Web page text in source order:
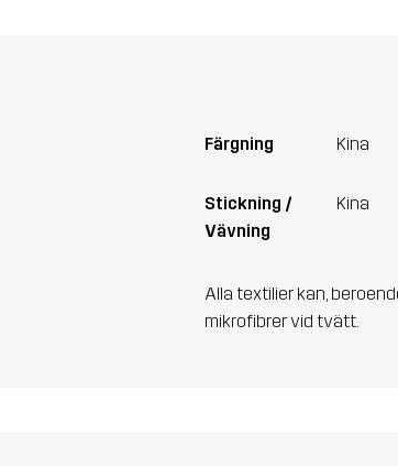
Färgning Kina
Stickning /
Vävning
Kina
Alla textilier kan,
mikrofibrer vid tvätt.